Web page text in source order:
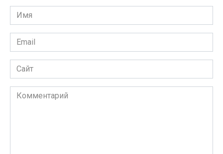
Имя
*
Email
*
Сайт
Комментарий